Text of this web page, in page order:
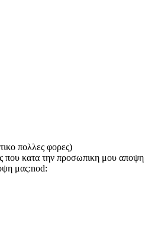
πολλες φορες)
που κατα την προσωπικη μου αποψη
μας:nod: